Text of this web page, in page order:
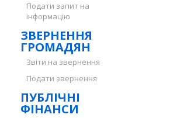
Подати запит на
інформацію
ЗВЕРНЕННЯ
ГРОМАДЯН
Звіти на звернення
Подати звернення
ПУБЛІЧНІ
ФІНАНСИ